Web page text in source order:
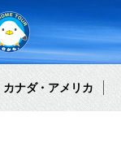
カナダ・アメリカ